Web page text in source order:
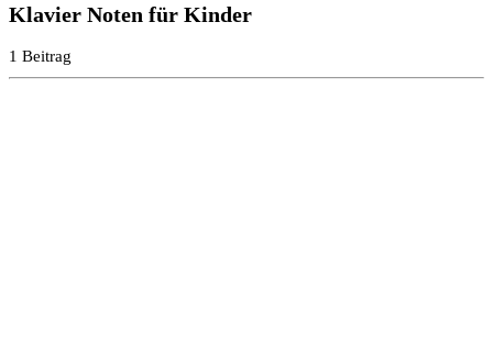
Klavier Noten für Kinder
1 Beitrag